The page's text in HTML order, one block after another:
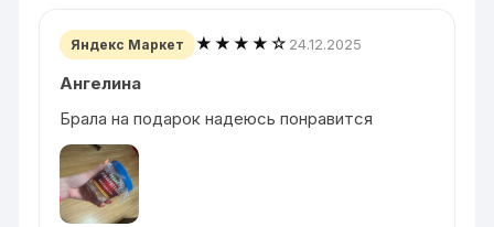
Яндекс Маркет ★★★★☆ 24.12.2025
Ангелина
Брала на подарок надеюсь понравится